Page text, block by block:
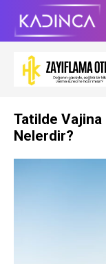
Tatilde Vajina
Nelerdir?